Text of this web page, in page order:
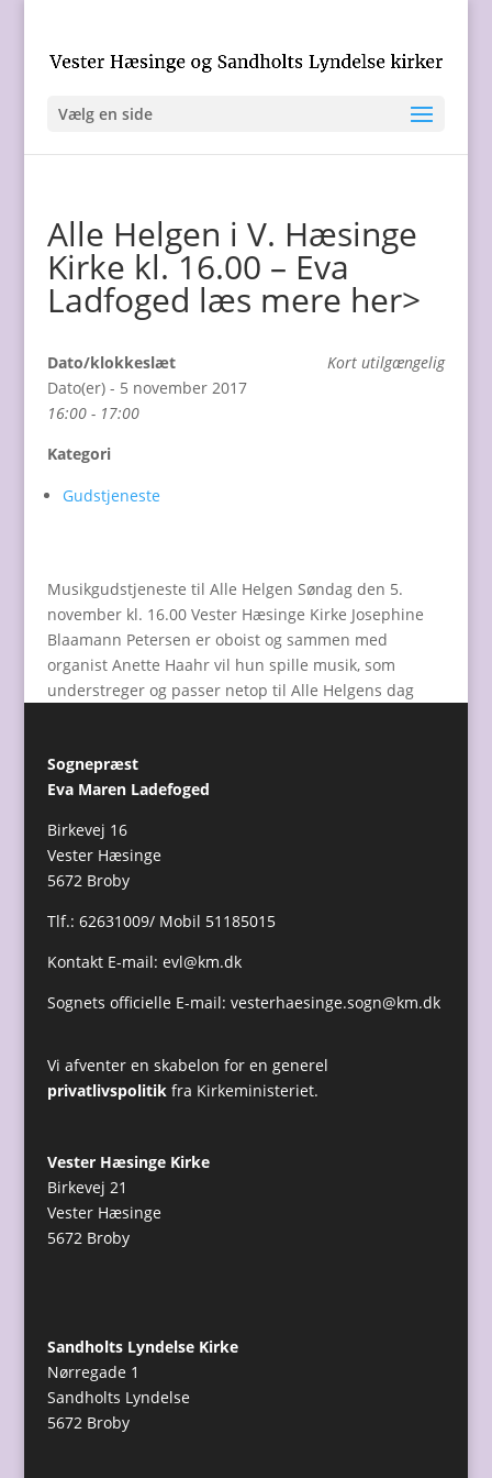
Vælg en side
Alle Helgen i V. Hæsinge
Kirke kl. 16.00 – Eva
Ladfoged læs mere her>
Kort utilgængelig
Dato/klokkeslæt
Dato(er) - 5 november 2017
16:00 - 17:00
Kategori
Gudstjeneste
Musikgudstjeneste til Alle Helgen Søndag den 5.
november kl. 16.00 Vester Hæsinge Kirke Josephine
Blaamann Petersen er oboist og sammen med
organist Anette Haahr vil hun spille musik, som
understreger og passer netop til Alle Helgens dag
Sognepræst
Eva Maren Ladefoged
Birkevej 16
Vester Hæsinge
5672 Broby
Tlf.: 62631009/ Mobil 51185015
Kontakt E-mail: evl@km.dk
Sognets officielle E-mail: vesterhaesinge.sogn@km.dk
Vi afventer en skabelon for en generel
privatlivspolitikfra Kirkeministeriet.
Vester Hæsinge Kirke
Birkevej 21
Vester Hæsinge
5672 Broby
Sandholts Lyndelse Kirke
Nørregade 1
Sandholts Lyndelse
5672 Broby